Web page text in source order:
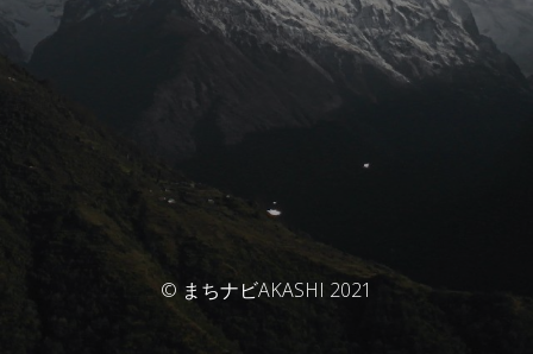
© まちナビAKASHI 2021